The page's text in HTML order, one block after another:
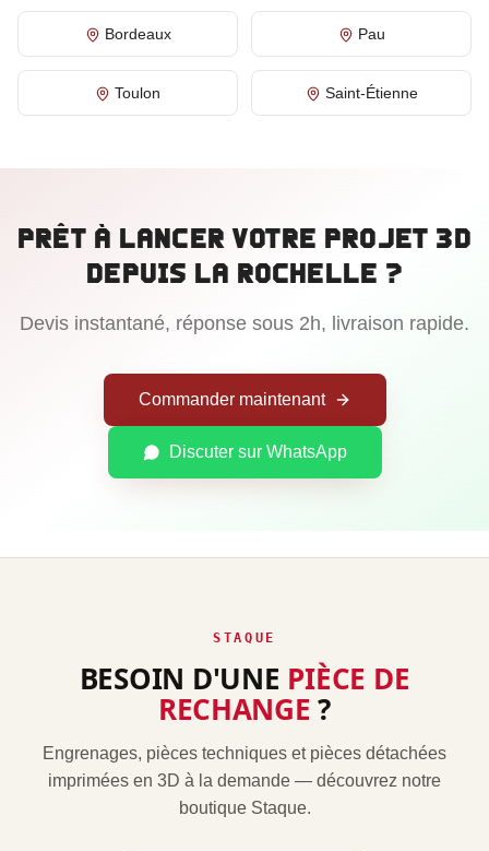
Bordeaux Pau
Toulon Saint-Étienne
Prêt à lancer votre projet 3D
depuis La Rochelle ?
Devis instantané, réponse sous 2h, livraison rapide.
Commander maintenant
Discuter sur WhatsApp
STAQUE
BESOIN D'UNE PIÈCE DE
RECHANGE ?
Engrenages, pièces techniques et pièces détachées
imprimées en 3D à la demande — découvrez notre
boutique Staque.